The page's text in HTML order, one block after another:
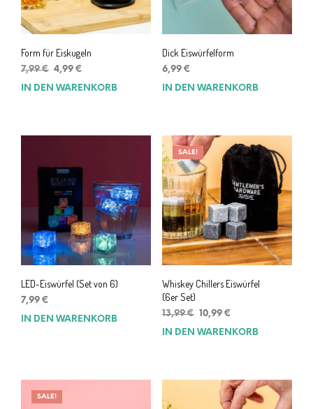
Form für Eiskugeln
7,99€ Ursprünglicher
Preis
4,99 €
Preis
IN DEN WARENKORB
Dick Eiswürfelform
6,99 €
IN DEN WARENKORB
LED-Eiswürfel (Set von 6)
7,99 €
IN DEN WARENKORB
SALE!
Whiskey Chillers Eiswürfel
(6er Set)
13,99€ Ursprünglicher
Preis
10,99 €Aktueller
Preis
IN DEN WARENKORB
SALE!